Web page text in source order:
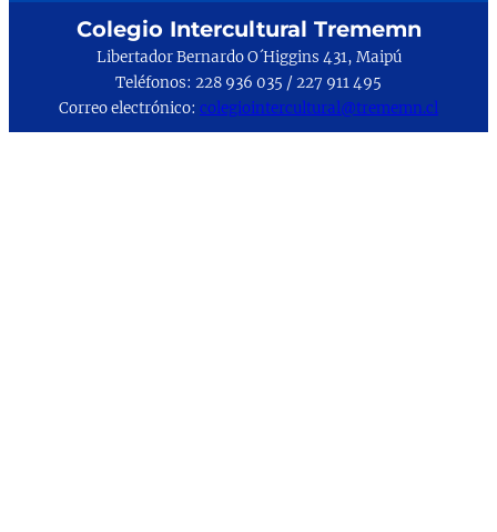
Colegio Intercultural Trememn
Libertador Bernardo O´Higgins 431, Maipú
Teléfonos: 228 936 035 / 227 911 495
Correo electrónico: colegiointercultural@trememn.cl